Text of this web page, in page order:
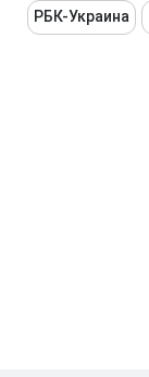
РБК-Украина